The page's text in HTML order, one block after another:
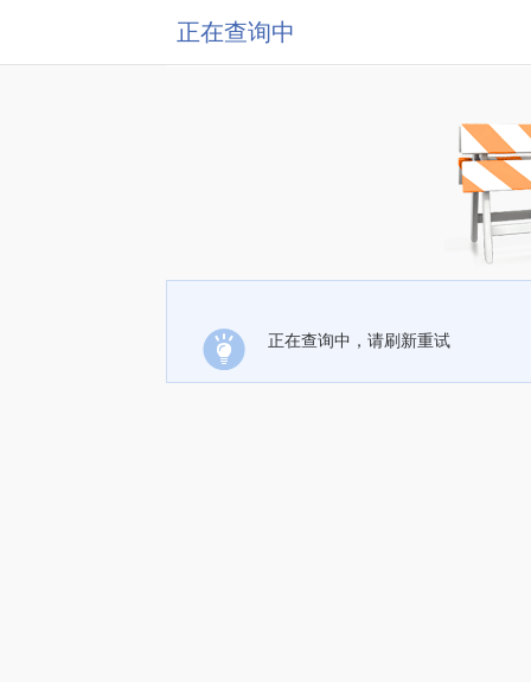
正在查询中
正在查询中，请刷新重试